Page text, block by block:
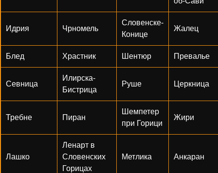
Идрия Чрномель
Словенске-
Конице
Жалец
Блед Храстник Шентюр Превалье
Севница
Илирска-
Бистрица
Руше Церкница
Требне Пиран
Шемпетер
при Горици
Жири
Лашко
Ленарт в
Словенских
Горицах
Метлика Анкаран